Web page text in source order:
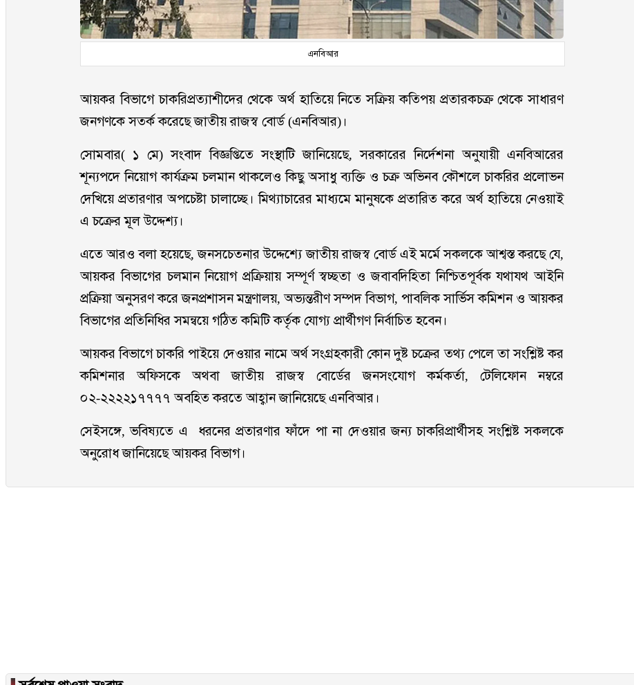
এনবিআর
আয়কর বিভাগে চাকরিপ্রত্যাশীদের থেকে অর্থ হাতিয়ে নিতে সক্রিয় কতিপয় প্রতারকচক্র থেকে সাধারণ
জনগণকে সতর্ক করেছে জাতীয় রাজস্ব বোর্ড (এনবিআর)।
সোমবার( ১ মে) সংবাদ বিজ্ঞপ্তিতে সংস্থাটি জানিয়েছে, সরকারের নির্দেশনা অনুযায়ী এনবিআরের
শূন্যপদে নিয়োগ কার্যক্রম চলমান থাকলেও কিছু অসাধু ব্যক্তি ও চক্র অভিনব কৌশলে চাকরির প্রলোভন
দেখিয়ে প্রতারণার অপচেষ্টা চালাচ্ছে। মিথ্যাচারের মাধ্যমে মানুষকে প্রতারিত করে অর্থ হাতিয়ে নেওয়াই
এ চক্রের মূল উদ্দেশ্য।
এতে আরও বলা হয়েছে, জনসচেতনার উদ্দেশ্যে জাতীয় রাজস্ব বোর্ড এই মর্মে সকলকে আশ্বস্ত করছে যে,
আয়কর বিভাগের চলমান নিয়োগ প্রক্রিয়ায় সম্পূর্ণ স্বচ্ছতা ও জবাবদিহিতা নিশ্চিতপূর্বক যথাযথ আইনি
প্রক্রিয়া অনুসরণ করে জনপ্রশাসন মন্ত্রণালয়, অভ্যন্তরীণ সম্পদ বিভাগ, পাবলিক সার্ভিস কমিশন ও আয়কর
বিভাগের প্রতিনিধির সমন্বয়ে গঠিত কমিটি কর্তৃক যোগ্য প্রার্থীগণ নির্বাচিত হবেন।
আয়কর বিভাগে চাকরি পাইয়ে দেওয়ার নামে অর্থ সংগ্রহকারী কোন দুষ্ট চক্রের তথ্য পেলে তা সংশ্লিষ্ট কর
কমিশনার অফিসকে অথবা জাতীয় রাজস্ব বোর্ডের জনসংযোগ কর্মকর্তা, টেলিফোন নম্বরে
০২-২২২২১৭৭৭৭ অবহিত করতে আহ্বান জানিয়েছে এনবিআর।
সেইসঙ্গে, ভবিষ্যতে এ ধরনের প্রতারণার ফাঁদে পা না দেওয়ার জন্য চাকরিপ্রার্থীসহ সংশ্লিষ্ট সকলকে
অনুরোধ জানিয়েছে আয়কর বিভাগ।